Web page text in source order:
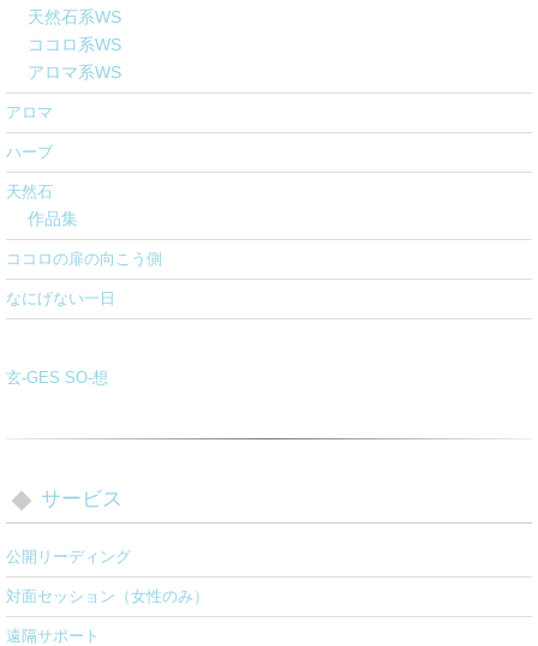
天然石系WS
ココロ系WS
アロマ系WS
アロマ
ハーブ
天然石
作品集
ココロの扉の向こう側
なにげない一日
玄-GES SO-想
サービス
公開リーディング
対面セッション（女性のみ）
遠隔サポート